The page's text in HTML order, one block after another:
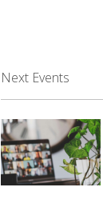
Next Events